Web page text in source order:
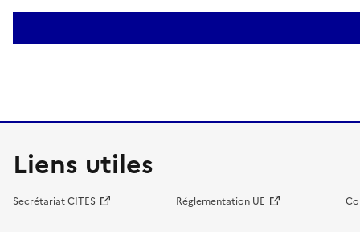
Liens utiles
Secrétariat CITES Réglementation UE